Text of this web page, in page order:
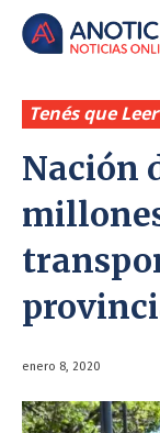
Tenés que Leer
Nación
enero 8, 2020